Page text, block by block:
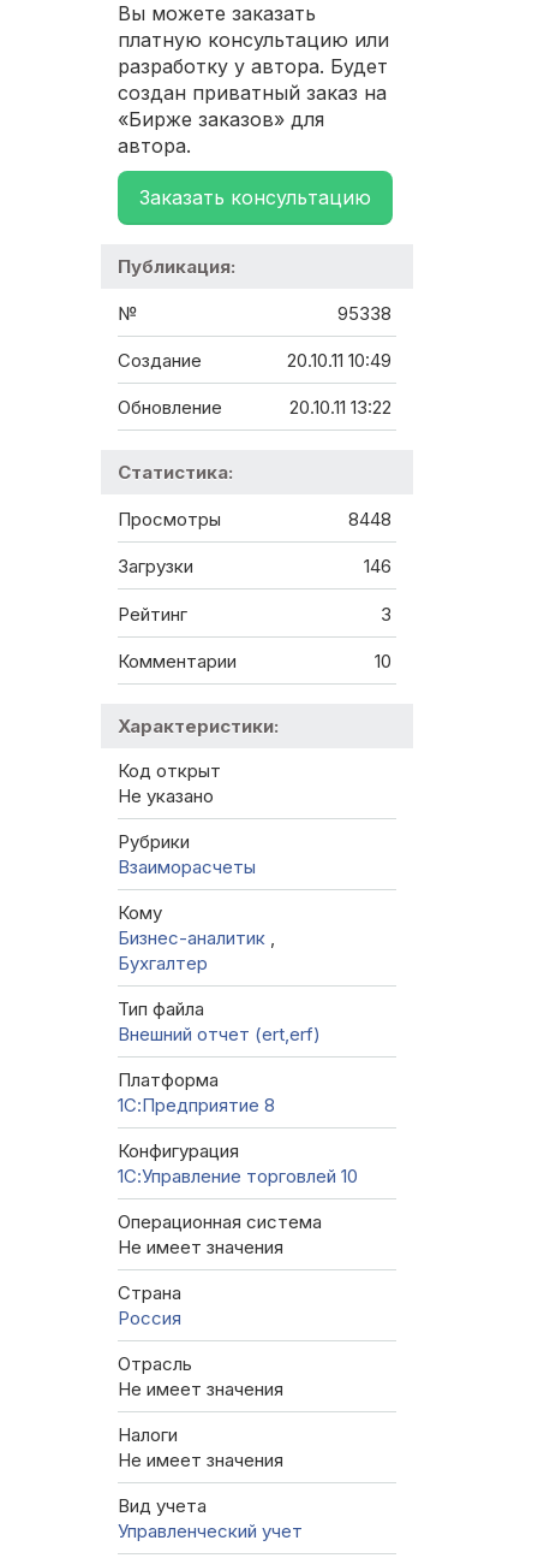
Вы можете заказать
платную консультацию или
разработку у автора. Будет
создан приватный заказ на
«Бирже заказов» для
автора.
Заказать консультацию
Публикация:
№ 95338
Создание 20.10.11 10:49
Обновление 20.10.11 13:22
Статистика:
Просмотры 8448
Загрузки 146
Рейтинг 3
Комментарии 10
Характеристики:
Код открыт
Не указано
Рубрики
Взаиморасчеты
Кому
Бизнес-аналитик ,
Бухгалтер
Тип файла
Внешний отчет (ert,erf)
Платформа
1С:Предприятие 8
Конфигурация
1С:Управление торговлей 10
Операционная система
Не имеет значения
Страна
Россия
Отрасль
Не имеет значения
Налоги
Не имеет значения
Вид учета
Управленческий учет